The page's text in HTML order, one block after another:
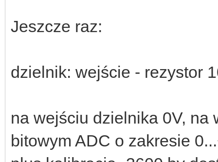
Jeszcze raz:
dzielnik: wejście - rezystor
na wejściu dzielnika 0V, na
bitowym ADC o zakresie